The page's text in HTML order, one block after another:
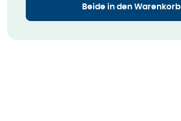
Beide in den Warenkorb